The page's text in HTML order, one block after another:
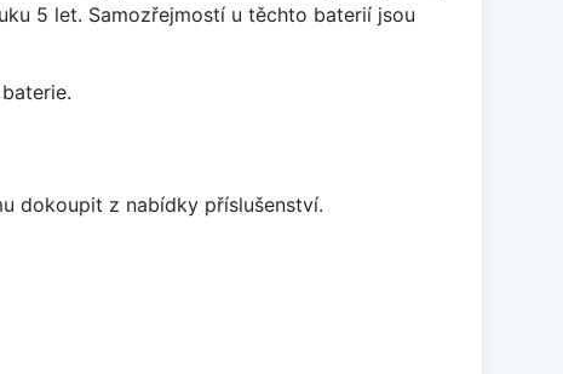
5 let. Samozřejmostí u těchto baterií jsou
dokoupit z nabídky příslušenství.